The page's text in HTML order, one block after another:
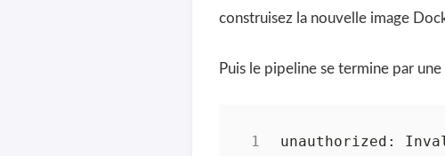
construisez la nouvelle image
Puis le pipeline se termine par une